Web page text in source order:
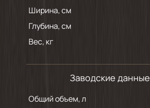
Ширина, см
Глубина, см
Вес, кг
Заводские данные
Общий объем, л